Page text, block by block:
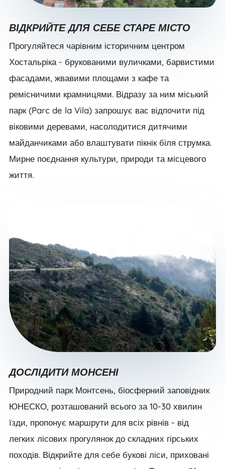
ВІДКРИЙТЕ ДЛЯ СЕБЕ СТАРЕ МІСТО
Прогуляйтеся чарівним історичним центром
Хостальріка - брукованими вуличками, барвистими
фасадами, жвавими площами з кафе та
ремісничими крамницями. Відразу за ним міський
парк (Parc de la Vila) запрошує вас відпочити під
віковими деревами, насолодитися дитячими
майданчиками або влаштувати пікнік біля струмка.
Мирне поєднання культури, природи та місцевого
життя.
ДОСЛІДИТИ МОНСЕНІ
Природний парк Монтсень, біосферний заповідник
ЮНЕСКО, розташований всього за 10-30 хвилин
їзди, пропонує маршрути для всіх рівнів - від
легких лісових прогулянок до складних гірських
походів. Відкрийте для себе букові ліси, приховані